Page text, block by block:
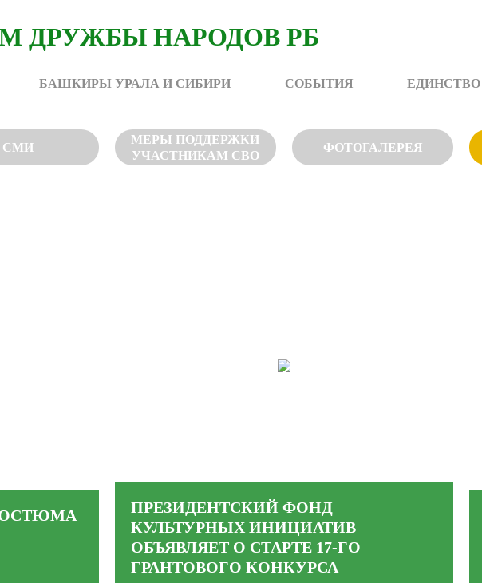
БАШКИРЫ УРАЛА И СИБИРИ СОБЫТИЯ ЕДИНСТВО
СМИ
МЕРЫ ПОДДЕРЖКИ
УЧАСТНИКАМ СВО
ФОТОГАЛЕРЕЯ
ПРЕЗИДЕНТСКИЙ ФОНД
КУЛЬТУРНЫХ ИНИЦИАТИВ
ОБЪЯВЛЯЕТ О СТАРТЕ 17-ГО
ГРАНТОВОГО КОНКУРСА